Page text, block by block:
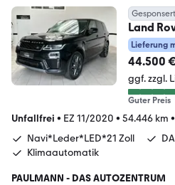
Gesponsert
Land
D250 S
Lieferung
44.500
ggf. zzgl.
Guter Preis
Unfallfrei • EZ 11/2020 • 54.446 km •
Navi*Leder*LED*21 Zoll
Klimaautomatik
PAULMANN - DAS AUTOZENTRUM